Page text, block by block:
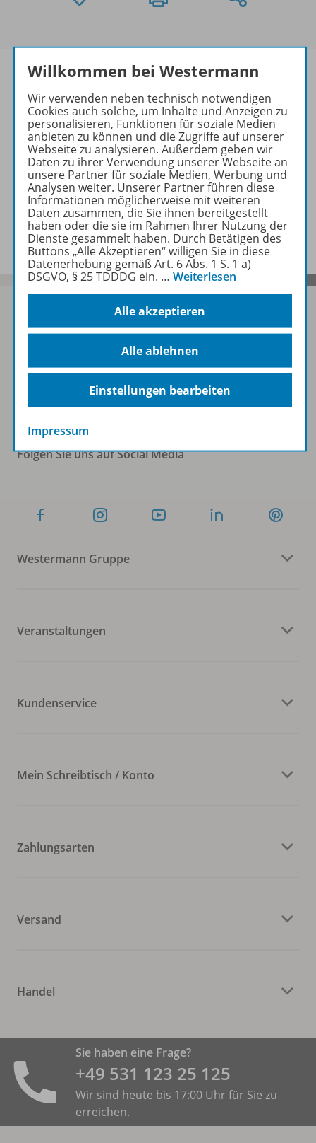
Produktinformationen
Zugehörige Produkte
Benachrichtigungs-Service
Zum Newsletter anmelden
Folgen Sie uns auf Social Media
Westermann Gruppe
Veranstaltungen
Kundenservice
Mein Schreibtisch / Konto
Zahlungsarten
Versand
Handel
Sie haben eine Frage?
+49 531 ­123 25 125
Wir sind heute bis 17:00 Uhr für Sie zu
erreichen.
Willkommen bei Westermann
Wir verwenden neben technisch notwendigen
Cookies auch solche, um Inhalte und Anzeigen zu
personalisieren, Funktionen für soziale Medien
anbieten zu können und die Zugriffe auf unserer
Webseite zu analysieren. Außerdem geben wir
Daten zu ihrer Verwendung unserer Webseite an
unsere Partner für soziale Medien, Werbung und
Analysen weiter. Unserer Partner führen diese
Informationen möglicherweise mit weiteren
Daten zusammen, die Sie ihnen bereitgestellt
haben oder die sie im Rahmen Ihrer Nutzung der
Dienste gesammelt haben. Durch Betätigen des
Buttons „Alle Akzeptieren“ willigen Sie in diese
Datenerhebung gemäß Art. 6 Abs. 1 S. 1 a)
DSGVO, § 25 TDDDG ein. … Weiterlesen
Alle akzeptieren
Alle ablehnen
Einstellungen bearbeiten
Impressum